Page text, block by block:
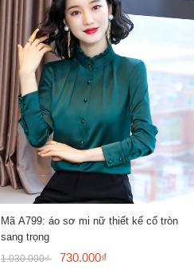
Mã A799: áo sơ mi nữ thiết kế cổ tròn
sang trọng
1.030.000₫ 730.000₫